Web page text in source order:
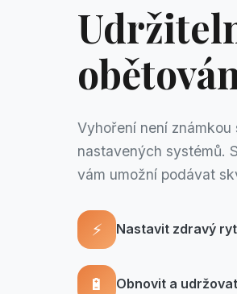
Vyhoření není
nastavených systémů.
vám umožní podávat
⚡ Nastavit zdravý
🔋 Obnovit a